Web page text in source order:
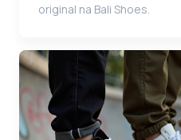
original na Bali Shoes.